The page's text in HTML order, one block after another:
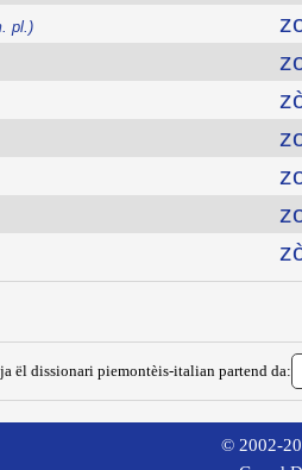
pl.)
ël dissionari piemontèis-italian partend da:
© 2002-